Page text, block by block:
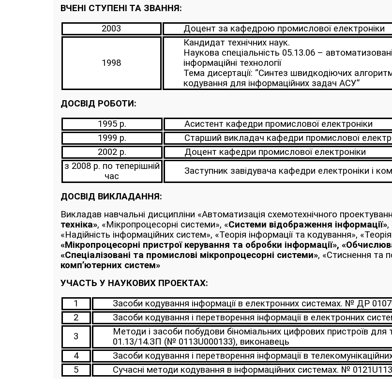
ВЧЕНІ СТУПЕНІ ТА ЗВАННЯ:
2003
Доцент за кафедрою промислової електроніки
1998
Кандидат технічних наук.
Наукова спеціальність 05.13.06 –
інформаційні технології
Тема дисертації: “Синтез швидкодіючих
кодування для інформаційних задач АСУ”
ДОСВІД РОБОТИ:
1995 р.
Асистент кафедри промислової електроніки
1999 р.
Старший викладач кафедри промислової
2002 р.
Доцент кафедри промислової електроніки
з 2008 р. по теперішній
час
Заступник завідувача кафедри електроніки і
ДОСВІД ВИКЛАДАННЯ:
Викладав навчальні дисципліни «Автоматизація схемотехнічного
техніка», «Мікропроцесорні системи», «Системи відображення інформації»,
«Надійність інформаційних систем», «Теорія інформації та кодування»,
«Мікропроцесорні пристрої керування та обробки інформації»,
«Спеціалізовані та промислові мікропроцесорні системи», «Стиснення та
комп’ютерних систем»
УЧАСТЬ У НАУКОВИХ ПРОЕКТАХ:
1
Засоби кодування інформації в електронних системах. № ДР
2
Засоби кодування і перетворення інформації в електронних
3
Методи і засоби побудови біноміальних цифрових пристроїв
01.13/14.ЗП (№ 0113U000133), виконавець
4
Засоби кодування і перетворення інформації в
5
Сучасні методи кодування в інформаційних системах. №